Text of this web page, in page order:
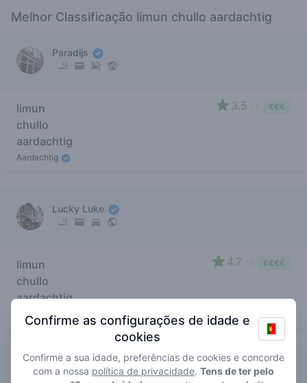
Melhor Classificação limun chullo aardachtig
Paradijs
limun
chullo
aardachtig
Aardachtig
3.5 €€€
Lucky Luke
limun
chullo
aardachtig
Aardachtig
4.7 €€€€
De Baron
Confirme as configurações de idade e
cookies
Confirme a sua idade, preferências de cookies e concorde
com a nossa política de privacidade. Tens de ter pelo